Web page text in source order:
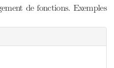
de fonctions. Exemples